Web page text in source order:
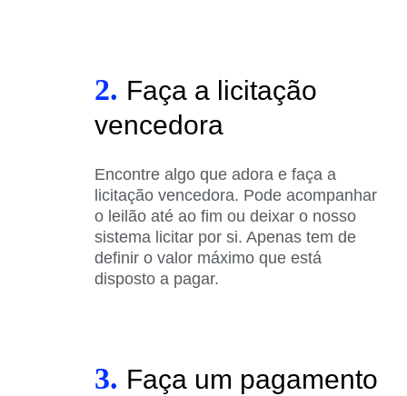
2. Faça a licitação
vencedora
Encontre algo que adora e faça a
licitação vencedora. Pode acompanhar
o leilão até ao fim ou deixar o nosso
sistema licitar por si. Apenas tem de
definir o valor máximo que está
disposto a pagar.
3. Faça um pagamento